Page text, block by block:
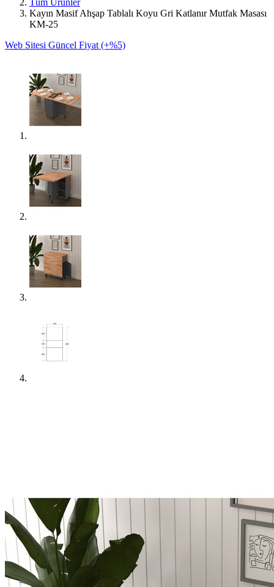
Tüm Ürünler
Kayın Masif Ahşap Tablalı Koyu Gri Katlanır Mutfak Masası
KM-25
Web Sitesi Güncel Fiyat (+%5)